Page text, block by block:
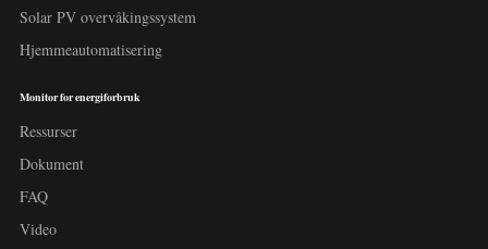
Solar PV overvåkingssystem
Hjemmeautomatisering
Monitor for energiforbruk
Ressurser
Dokument
FAQ
Video